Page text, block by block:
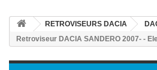
RETROVISEURS DACIA
Retroviseur DACIA SANDERO 2007- -